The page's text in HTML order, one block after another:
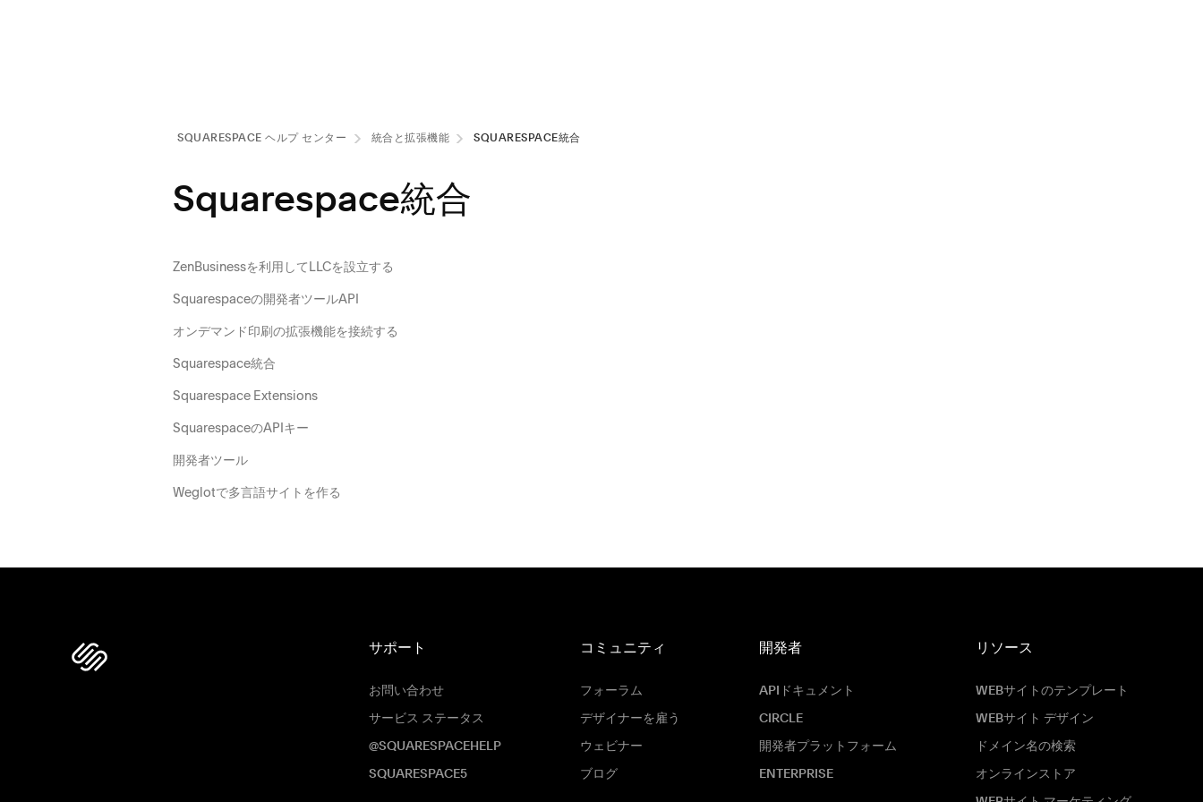
SQUARESPACE ヘルプ センタ⁠ー 統合と拡張機能 SQUARESPACE統合
Squarespace統合
ZenBusinessを利用してLLCを設立する
Squarespaceの開発者ツールAPI
オンデマンド印刷の拡張機能を接続する
Squarespace統合
Squarespace Extensions
SquarespaceのAPIキー
開発者ツール
Weglotで多言語サイトを作る
サポート
お問い合わせ
サービス ステータス
@SQUARESPACEHELP
SQUARESPACE5
コミュニティ
フォーラム
デザイナーを雇う
ウェビナー
ブログ
開発者
APIドキュメント
CIRCLE
開発者プラットフォーム
ENTERPRISE
リソース
WEBサイトのテンプレート
WEBサイト デザイン
ドメイン名の検索
オンラインストア